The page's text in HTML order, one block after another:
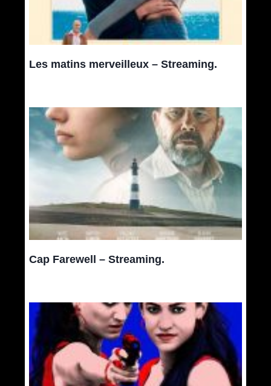
Les matins merveilleux – Streaming.
Cap Farewell – Streaming.